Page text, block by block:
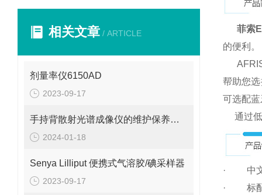
相关文章 / ARTICLE
剂量率仪6150AD
2023-09-17
手持背散射光谱成像仪的维护保养事项
2024-01-18
Senya Lilliput 便携式气溶胶/碘采样器
2023-09-17
菲索
的便利。
帮助您
可选配
通过低
· 中文
· 标配